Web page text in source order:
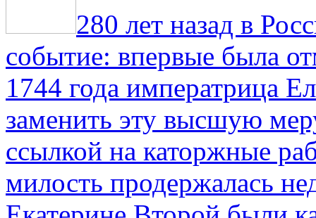
280 лет назад в
событие: впервые была
1744 года императрица
заменить эту высшую
ссылкой на каторжные
милость продержалась